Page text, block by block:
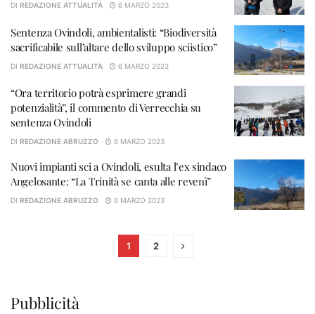
DI REDAZIONE ATTUALITÀ 6 MARZO 2023
Sentenza Ovindoli, ambientalisti: “Biodiversità
sacrificabile sull’altare dello sviluppo sciistico”
DI REDAZIONE ATTUALITÀ 6 MARZO 2023
“Ora territorio potrà esprimere grandi
potenzialità”, il commento di Verrecchia su
sentenza Ovindoli
DI REDAZIONE ABRUZZO 6 MARZO 2023
Nuovi impianti sci a Ovindoli, esulta l’ex sindaco
Angelosante: “La Trinità se canta alle revenì”
DI REDAZIONE ABRUZZO 6 MARZO 2023
1 2
Pubblicità